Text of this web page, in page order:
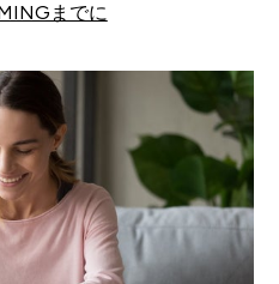
までに